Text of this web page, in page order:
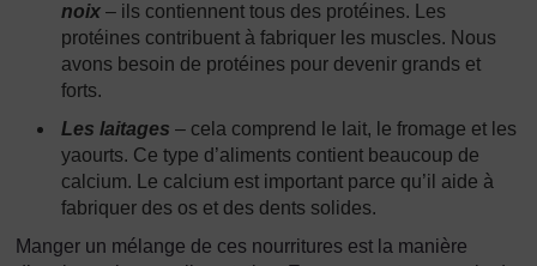
noix – ils contiennent tous des protéines. Les
protéines contribuent à fabriquer les muscles. Nous
avons besoin de protéines pour devenir grands et
forts.
Les laitages – cela comprend le lait, le fromage et les
yaourts. Ce type d’aliments contient beaucoup de
calcium. Le calcium est important parce qu’il aide à
fabriquer des os et des dents solides.
Manger un mélange de ces nourritures est la manière